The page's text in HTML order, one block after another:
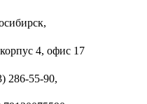
4, офис 17
286-55-90,